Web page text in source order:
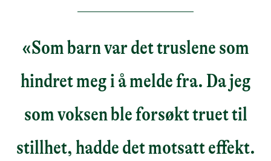
«Som barn var det truslene som
hindret meg i å melde fra. Da jeg
som voksen ble forsøkt truet til
stillhet, hadde det motsatt effekt.